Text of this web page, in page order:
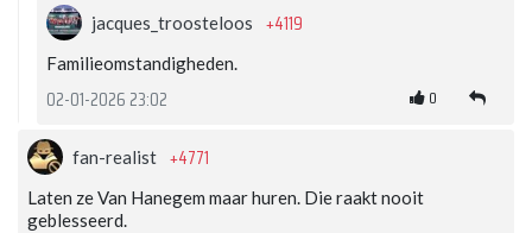
jacques_troosteloos +4119
Familieomstandigheden.
02-01-2026 23:02 0
fan-realist +4771
Laten ze Van Hanegem maar huren. Die raakt nooit
geblesseerd.